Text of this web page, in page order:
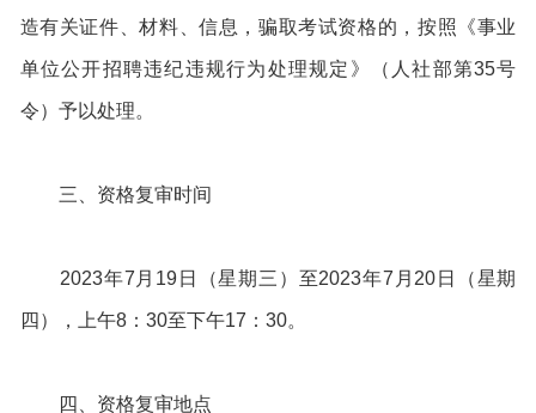
造有关证件、材料、信息，骗取考试资格的，按照《事业
单位公开招聘违纪违规行为处理规定》（人社部第35号
令）予以处理。
三、资格复审时间
2023年7月19日（星期三）至2023年7月20日（星期
四），上午8：30至下午17：30。
四、资格复审地点